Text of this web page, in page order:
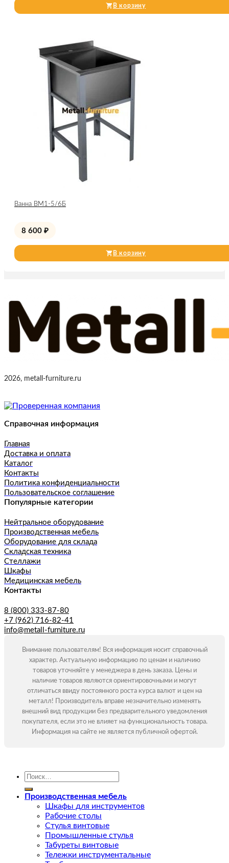
В корзину
Ванна ВМ1-5/6Б
8 600 ₽
В корзину
2026, metall-furniture.ru
Справочная информация
Главная
Доставка и оплата
Каталог
Контакты
Политика конфиденциальности
Пользовательское соглашение
Популярные категории
Нейтральное оборудование
Производственная мебель
Оборудование для склада
Складская техника
Стеллажи
Шкафы
Медицинская мебель
Контакты
8 (800) 333-87-80
+7 (962) 716-82-41
info@metall-furniture.ru
Внимание пользователям! Вся информация носит справочный
характер. Актуальную информацию по ценам и наличию
товаров уточняйте у менеджера в день заказа. Цены и
наличие товаров являются ориентировочными и могут
отличаться ввиду постоянного роста курса валют и цен на
металл! Производитель вправе незначительно изменять
внешний вид продукции без предварительного уведомления
покупателя, если это не влияет на функциональность товара.
Информация на сайте не является публичной офертой.
Искать:
Производственная мебель
Шкафы для инструментов
Рабочие столы
Стулья винтовые
Промышленные стулья
Табуреты винтовые
Тележки инструментальные